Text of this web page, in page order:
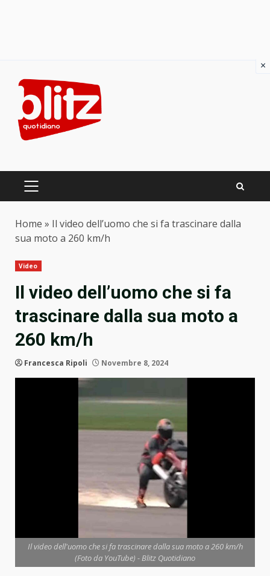
content
PRIMARY
Home » Il video dell’uomo che si fa trascinare dalla
sua moto a 260 km/h
Video
Il video dell’uomo che si fa
trascinare dalla sua moto a
260 km/h
Francesca Ripoli Novembre 8, 2024
Il video dell'uomo che si fa trascinare dalla sua moto a 260 km/h
(Foto da YouTube) - Blitz Quotidiano
×